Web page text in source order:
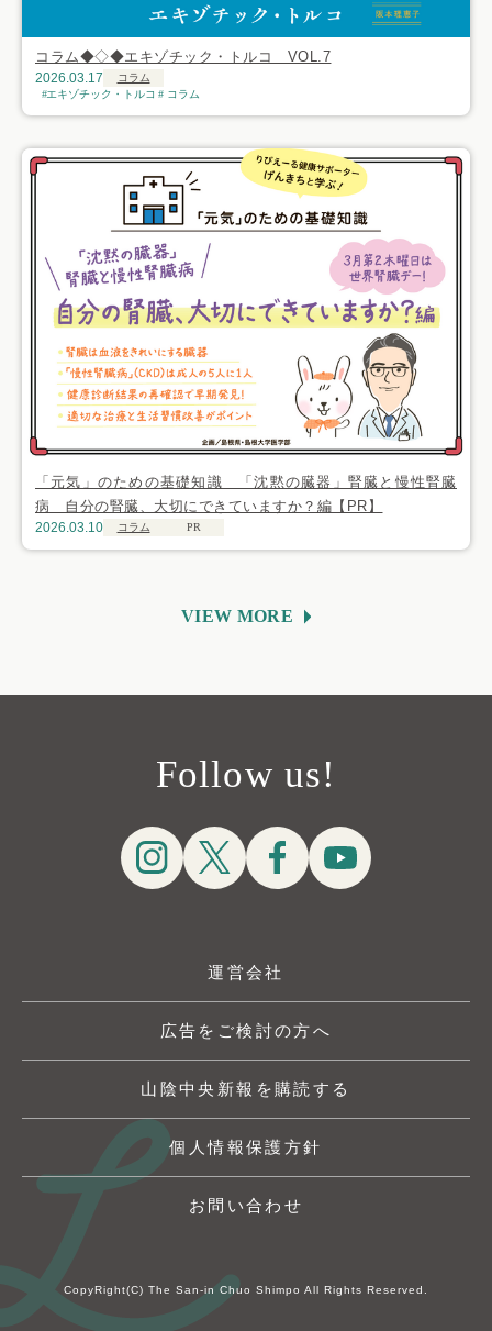
コラム◆◇◆エキゾチック・トルコ VOL.7
2026.03.17
コラム
エキゾチック・トルコ
コラム
「元気」のための基礎知識 「沈黙の臓器」腎臓と慢性腎臓
病 自分の腎臓、大切にできていますか？編【PR】
2026.03.10 コラム PR
VIEW MORE
Follow us!
運営会社
広告をご検討の方へ
山陰中央新報を購読する
個人情報保護方針
お問い合わせ
CopyRight(C) The San-in Chuo Shimpo All Rights Reserved.